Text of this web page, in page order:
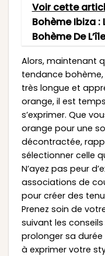
Voir cette
Bohème Ibiza :
Bohème De
Alors, maintenant
tendance
très longue et
orange, il est
s’exprimer. Que
orange pour une
décontractée,
sélectionner celle
N’ayez pas peur
associations de
pour créer des
Prenez soin de
suivant les
prolonger sa
à exprimer votre